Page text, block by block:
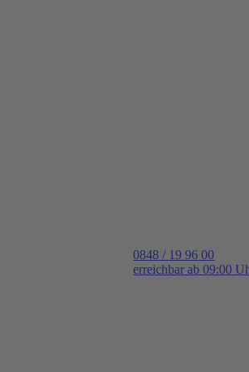
0848 / 19 96 00
erreichbar ab 09:00